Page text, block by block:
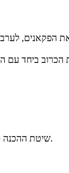
שיטת ההכנה כוללת טיגון/המסה. יש לעשות שימוש ממש בכמה טיפות שמן שומשום (יש לו טעם חזק - אז לא צריך יותר מכמה טיפות בודדות).